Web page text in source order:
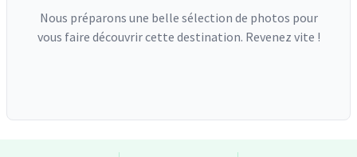
Nous préparons une belle sélection de photos pour
vous faire découvrir cette destination. Revenez vite !